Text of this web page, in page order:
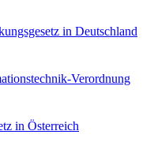
in Deutschland
Verordnung
in Österreich